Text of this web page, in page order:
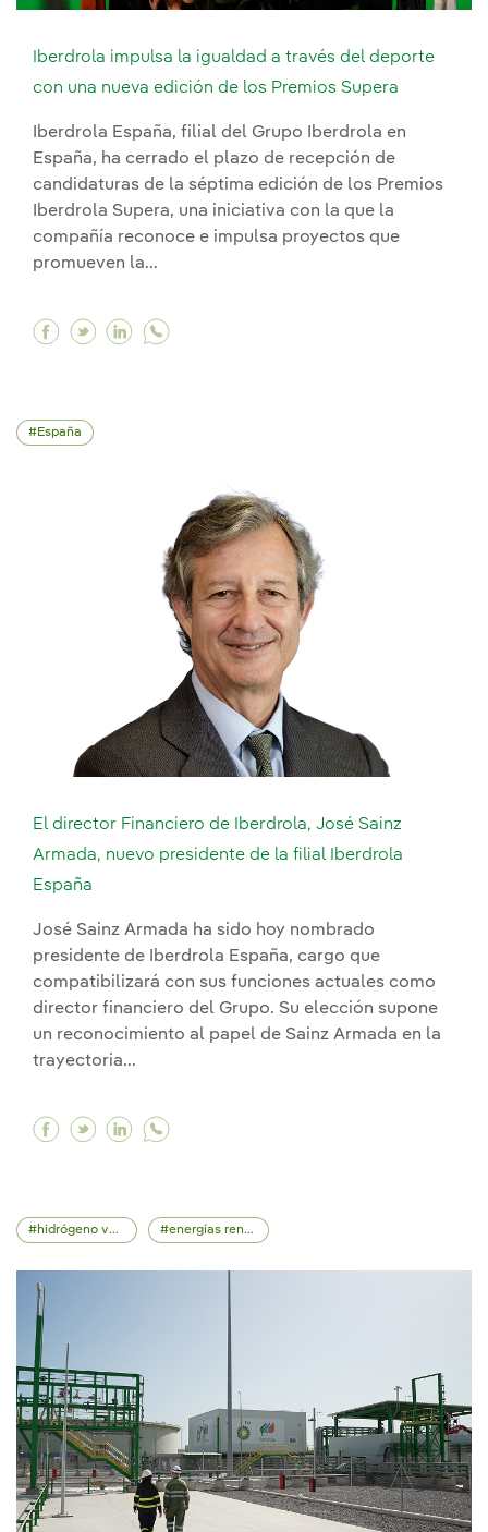
Iberdrola impulsa la igualdad a través del deporte
con una nueva edición de los Premios Supera
Iberdrola España, filial del Grupo Iberdrola en
España, ha cerrado el plazo de recepción de
candidaturas de la séptima edición de los Premios
Iberdrola Supera, una iniciativa con la que la
compañía reconoce e impulsa proyectos que
promueven la...
Facebook Iberdrola impulsa la igualdad a
Twitter Iberdrola impulsa la igualdad a
Linkedin Iberdrola impulsa la
España
El director Financiero de Iberdrola, José Sainz
Armada, nuevo presidente de la filial Iberdrola
España
José Sainz Armada ha sido hoy nombrado
presidente de Iberdrola España, cargo que
compatibilizará con sus funciones actuales como
director financiero del Grupo. Su elección supone
un reconocimiento al papel de Sainz Armada en la
trayectoria...
Facebook El director Financiero de Iberdrola,
Twitter El director Financiero de
Linkedin El director Financiero de
hidrógeno verde energías renovables